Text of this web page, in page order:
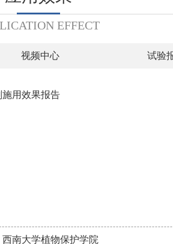
EFFECT
视频中心 试验
用效果报告
南大学植物保护学院